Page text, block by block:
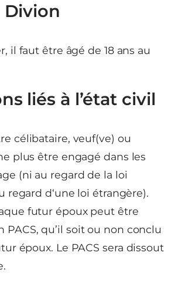
Divion
il faut être âgé de 18 ans au
liés à l’état civil
célibataire, veuf(ve) ou
plus être engagé dans les
(ni au regard de la loi
regard d‘une loi étrangère).
futur époux peut être
PACS, qu’il soit ou non conclu
époux. Le PACS sera dissout